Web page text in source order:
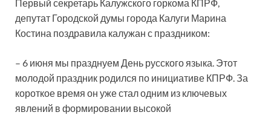
Первый секретарь Калужского горкома КПРФ,
депутат Городской думы города Калуги Марина
Костина поздравила калужан с праздником:
– 6 июня мы празднуем День русского языка. Этот
молодой праздник родился по инициативе КПРФ. За
короткое время он уже стал одним из ключевых
явлений в формировании высокой